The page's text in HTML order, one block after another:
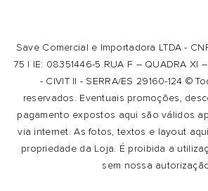
Save Comercial e Importadora LTDA -
75 | IE: 08351446-5 RUA F – QUADRA XI –
- CIVIT II - SERRA/ES 29160-124 ©
reservados. Eventuais promoções,
pagamento expostos aqui são válidos
via internet. As fotos, textos e layout
propriedade da Loja. É proibida a
sem nossa